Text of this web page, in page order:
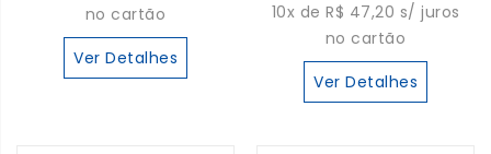
no cartão
Ver Detalhes
10x de R$ 47,20 s/ juros
no cartão
Ver Detalhes